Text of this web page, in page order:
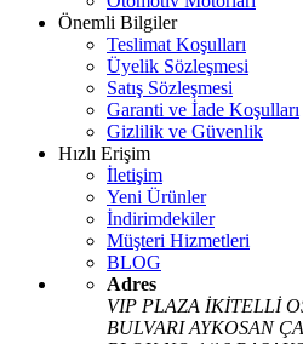
Önemli Bilgiler
Teslimat Koşulları
Üyelik Sözleşmesi
Satış Sözleşmesi
Garanti ve İade Koşulları
Gizlilik ve Güvenlik
Hızlı Erişim
İletişim
Yeni Ürünler
İndirimdekiler
Müşteri Hizmetleri
BLOG
Adres
VIP PLAZA İKİTELLİ
BULVARI AYKOSAN